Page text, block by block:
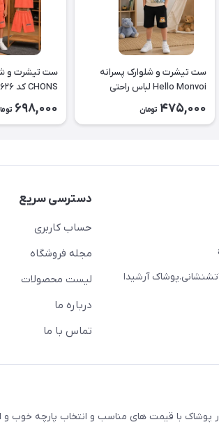
ست تیشرت و شلوارک پسرانه
Hello Monvoi لباس راحتی
بچه‌گانه نخی کد ۲۶۲۹
475,000 تومان
ست تیشرت و
CHONS کد ۲۶۲۶
698,000
آرشیدا
دسترسی سریع
حساب کاربری
مجله فروشگاه
لیست محصولات
درباره ما
تماس با ما
شاپ با ۲۰ سال سابقه در پوشاک با قیمت های مناسب و